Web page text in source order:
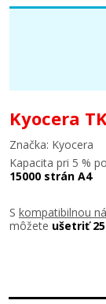
Kyocera
Značka: Kyocera
Kapacita pri 5 %
15000 strán A4
S kompatibilnou
môžete ušetriť